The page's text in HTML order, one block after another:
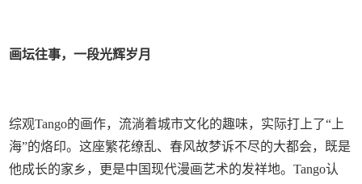
画坛往事，一段光辉岁月
综观Tango的画作，流淌着城市文化的趣味，实际打上了“上
海”的烙印。这座繁花缭乱、春风故梦诉不尽的大都会，既是
他成长的家乡，更是中国现代漫画艺术的发祥地。Tango认